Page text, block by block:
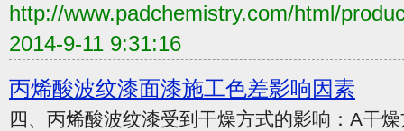
http://www.padchemistry.com/html/
2014-9-11 9:31:16
丙烯酸波纹漆面漆施工色差影响因素
四、丙烯酸波纹漆受到干燥方式的影响：A干